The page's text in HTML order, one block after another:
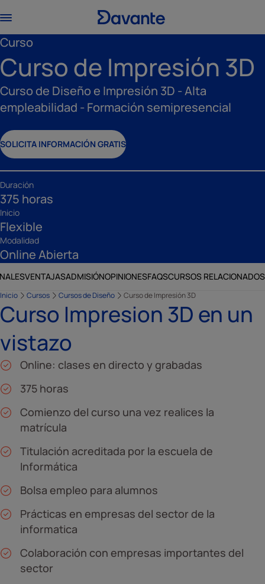
Curso
Curso de Impresión 3D
Curso de Diseño e Impresión 3D - Alta
empleabilidad - Formación semipresencial
SOLICITA INFORMACIÓN GRATIS
Duración
375 horas
Inicio
Flexible
Modalidad
Online Abierta
VENTAJASADMISIÓNOPINIONESFAQSCURSOS RELACIONADOS
Inicio Cursos Cursos de Diseño Curso de Impresión 3D
Curso Impresion 3D en un
vistazo
Online: clases en directo y grabadas
375 horas
Comienzo del curso una vez realices la
matrícula
Titulación acreditada por la escuela de
Informática
Bolsa empleo para alumnos
Prácticas en empresas del sector de la
informatica
Colaboración con empresas importantes del
sector